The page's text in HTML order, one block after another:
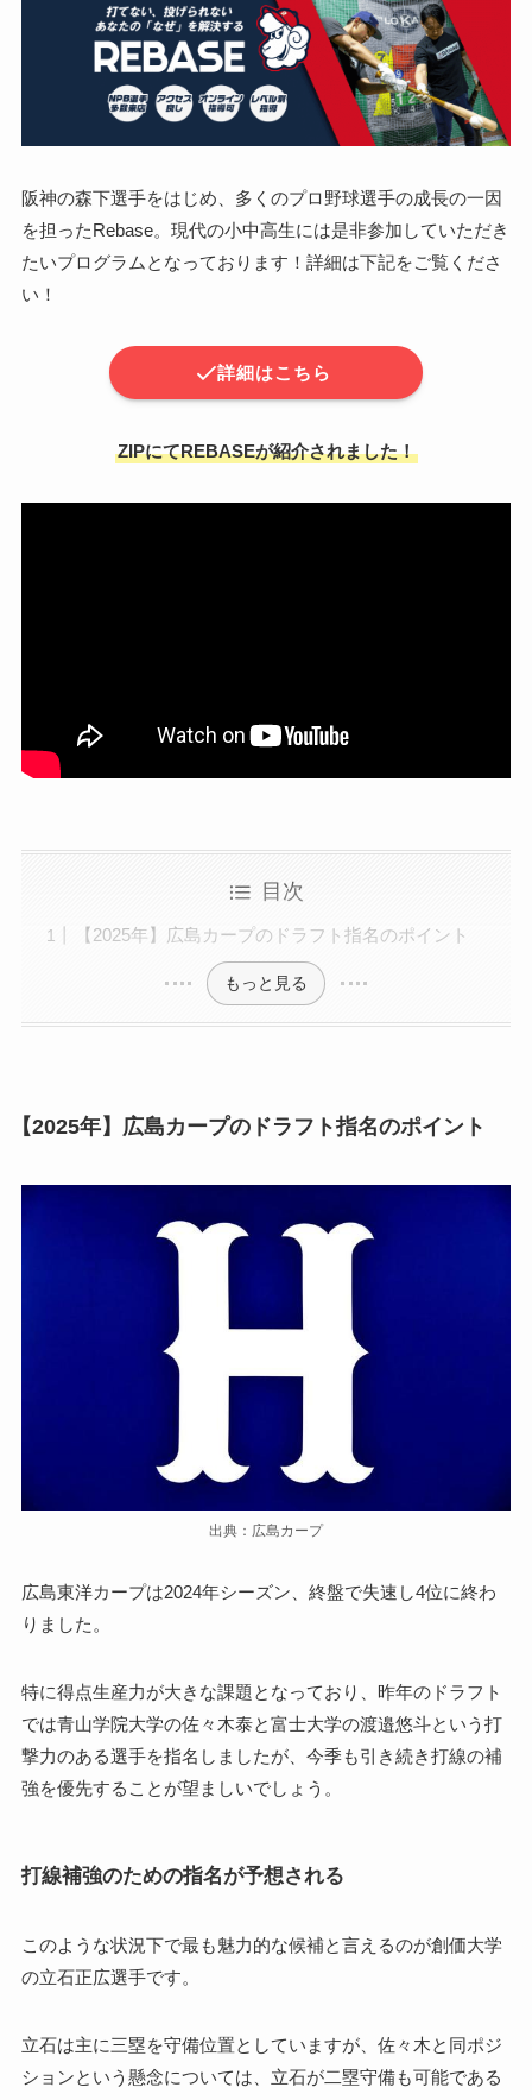
阪神の森下選手をはじめ、多くのプロ野球選手の成長の一因
を担ったRebase。現代の小中高生には是非参加していただき
たいプログラムとなっております！詳細は下記をご覧くださ
い！
詳細はこちら
ZIPにてREBASEが紹介されました！
目次
【2025年】広島カープのドラフト指名のポイント
もっと見る
【2025年】広島カープのドラフト指名のポイント
出典：広島カープ
広島東洋カープは2024年シーズン、終盤で失速し4位に終わ
りました。
特に得点生産力が大きな課題となっており、昨年のドラフト
では青山学院大学の佐々木泰と富士大学の渡邉悠斗という打
撃力のある選手を指名しましたが、今季も引き続き打線の補
強を優先することが望ましいでしょう。
打線補強のための指名が予想される
このような状況下で最も魅力的な候補と言えるのが創価大学
の立石正広選手です。
立石は主に三塁を守備位置としていますが、佐々木と同ポジ
ションという懸念については、立石が二塁守備も可能である